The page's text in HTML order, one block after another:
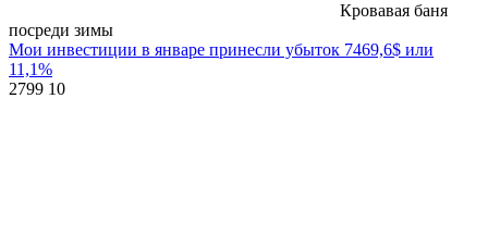
Кровавая баня
посреди зимы
Мои инвестиции в январе принесли убыток 7469,6$ или
11,1%
2799 10